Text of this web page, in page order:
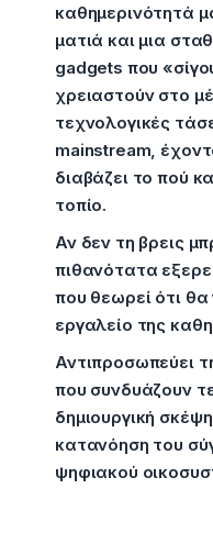
καθημερινότητά
ματιά και μια
gadgets που
χρειαστούν στο
τεχνολογικές
mainstream,
διαβάζει το πού
τοπίο.
Αν δεν τη βρεις
πιθανότατα
που θεωρεί ότι θα
εργαλείο της
Αντιπροσωπεύει
που συνδυάζουν
δημιουργική
κατανόηση του
ψηφιακού